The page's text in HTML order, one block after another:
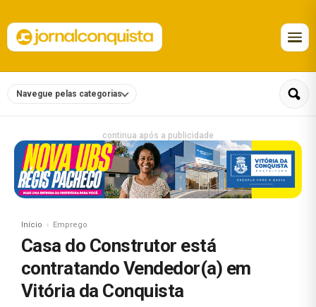
Navegue pelas categorias
continua após a publicidade
Início Emprego
Casa do Construtor está
contratando Vendedor(a) em
Vitória da Conquista